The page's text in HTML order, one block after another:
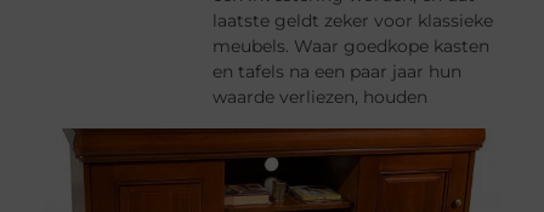
laatste geldt zeker voor klassieke
meubels. Waar goedkope kasten
en tafels na een paar jaar hun
waarde verliezen, houden